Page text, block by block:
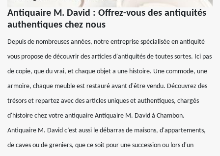
Antiquaire M. David : Offrez-vous des antiquités
authentiques chez nous
Depuis de nombreuses années, notre entreprise spécialisée en antiquité
vous propose de découvrir des articles d'antiquités de toutes sortes. Ici pas
de copie, que du vrai, et chaque objet a une histoire. Une commode, une
armoire, chaque meuble est restauré avant d'être vendu. Découvrez des
trésors et repartez avec des articles uniques et authentiques, chargés
d'histoire chez votre antiquaire Antiquaire M. David à Chambon.
Antiquaire M. David c’est aussi le débarras de maisons, d'appartements,
de caves ou de greniers, que ce soit pour une succession ou lors d'un